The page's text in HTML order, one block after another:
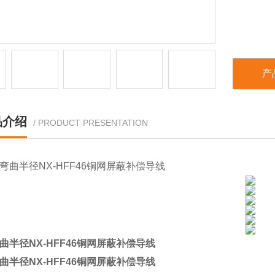
产
绍 / PRODUCT PRESENTATION
半径NX-HFF46铜网屏蔽补偿导线
半径NX-HFF46铜网屏蔽补偿导线